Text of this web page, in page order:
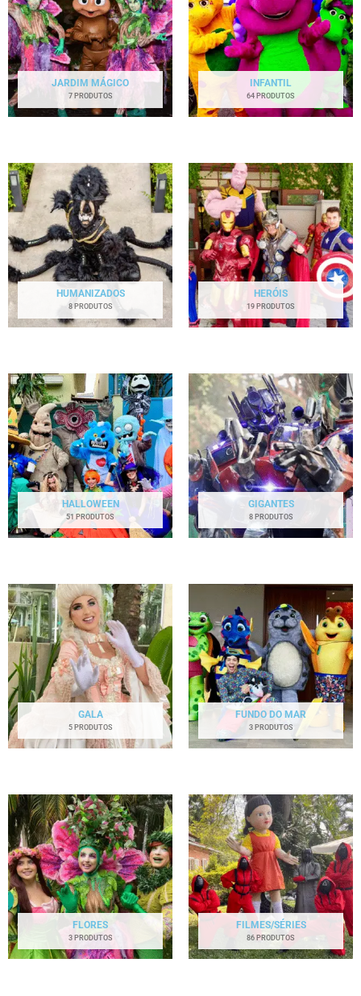
JARDIM MÁGICO
7 PRODUTOS
INFANTIL
64 PRODUTOS
HUMANIZADOS
8 PRODUTOS
HERÓIS
19 PRODUTOS
HALLOWEEN
51 PRODUTOS
GIGANTES
8 PRODUTOS
GALA
5 PRODUTOS
FUNDO DO MAR
3 PRODUTOS
FLORES
3 PRODUTOS
FILMES/SÉRIES
86 PRODUTOS